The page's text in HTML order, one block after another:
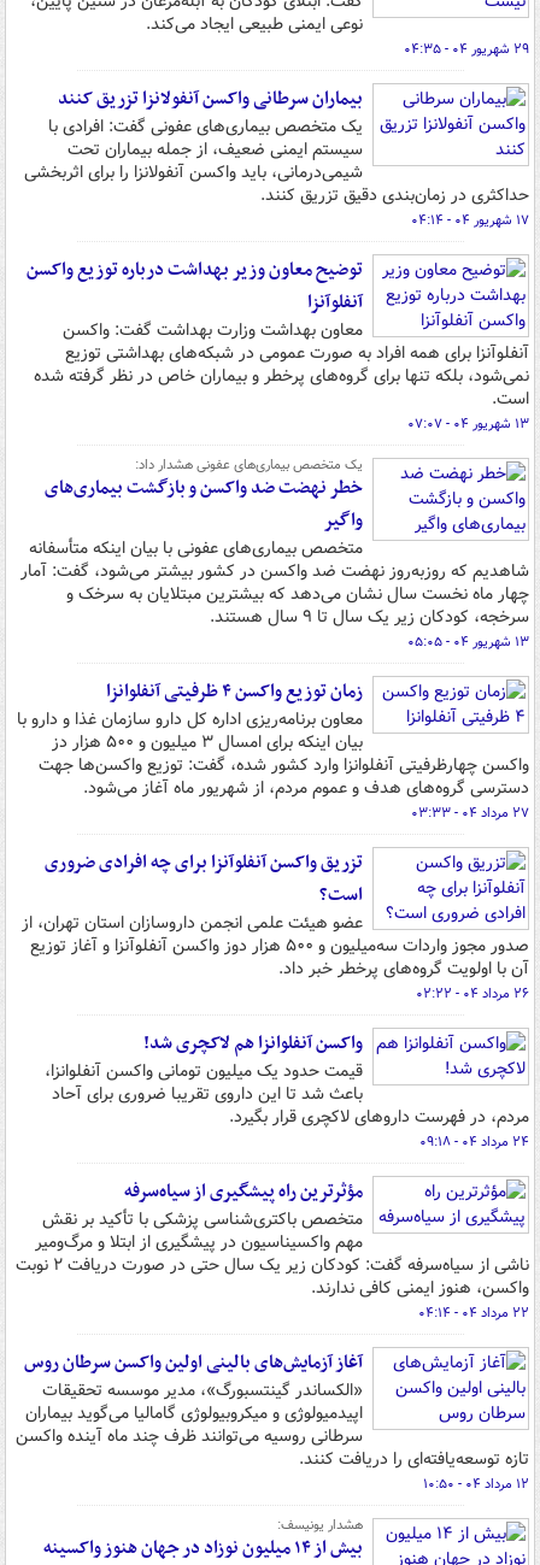
نوعی ایمنی طبیعی ایجاد می‌کند.
۲۹ شهریور ۰۴ - ۰۴:۳۵
بیماران سرطانی واکسن آنفولانزا تزریق کنند
یک متخصص بیماری‌های عفونی گفت: افرادی با
سیستم ایمنی ضعیف، از جمله بیماران تحت
شیمی‌درمانی، باید واکسن آنفولانزا را برای اثربخشی
حداکثری در زمان‌بندی دقیق تزریق کنند.
۱۷ شهریور ۰۴ - ۰۴:۱۴
توضیح معاون وزیر بهداشت درباره توزیع واکسن
آنفلوآنزا
معاون بهداشت وزارت بهداشت گفت: واکسن
آنفلوآنزا برای همه افراد به صورت عمومی در شبکه‌های بهداشتی توزیع
نمی‌شود، بلکه تنها برای گروه‌های پرخطر و بیماران خاص در نظر گرفته شده
است.
۱۳ شهریور ۰۴ - ۰۷:۰۷
یک متخصص بیماری‌های عفونی هشدار داد:
خطر نهضت ضد واکسن و بازگشت بیماری‌های
واگیر
متخصص بیماری‌های عفونی با بیان اینکه متأسفانه
شاهدیم که روزبه‌روز نهضت ضد واکسن در کشور بیشتر می‌شود، گفت: آمار
چهار ماه نخست سال نشان می‌دهد که بیشترین مبتلایان به سرخک و
سرخجه، کودکان زیر یک سال تا ۹ سال هستند.
۱۳ شهریور ۰۴ - ۰۵:۰۵
زمان توزیع واکسن ۴ ظرفیتی آنفلوانزا
معاون برنامه‌ریزی اداره کل دارو سازمان غذا و دارو با
بیان اینکه برای امسال ۳ میلیون و ۵۰۰ هزار دز
واکسن چهارظرفیتی آنفلوانزا وارد کشور شده، گفت: توزیع واکسن‌ها جهت
دسترسی گروه‌های هدف و عموم مردم، از شهریور ماه آغاز می‌شود.
۲۷ مرداد ۰۴ - ۰۳:۳۳
تزریق واکسن آنفلوآنزا برای چه افرادی ضروری
است؟
عضو هیئت علمی انجمن داروسازان استان تهران، از
صدور مجوز واردات سه‌میلیون و ۵۰۰ هزار دوز واکسن آنفلوآنزا و آغاز توزیع
آن با اولویت گروه‌های پرخطر خبر داد.
۲۶ مرداد ۰۴ - ۰۲:۲۲
واکسن آنفلوانزا هم لاکچری شد!
قیمت حدود یک میلیون تومانی واکسن آنفلوانزا،
باعث شد تا این داروی تقریبا ضروری برای آحاد
مردم، در فهرست داروهای لاکچری قرار بگیرد.
۲۴ مرداد ۰۴ - ۰۹:۱۸
مؤثرترین راه پیشگیری از سیاه‌سرفه
متخصص باکتری‌شناسی پزشکی با تأکید بر نقش
مهم واکسیناسیون در پیشگیری از ابتلا و مرگ‌ومیر
ناشی از سیاه‌سرفه گفت: کودکان زیر یک سال حتی در صورت دریافت ۲ نوبت
واکسن، هنوز ایمنی کافی ندارند.
۲۲ مرداد ۰۴ - ۰۴:۱۴
آغاز آزمایش‌های بالینی اولین واکسن سرطان روس
«الکساندر گینتسبورگ»، مدیر موسسه تحقیقات
اپیدمیولوژی و میکروبیولوژی گامالیا می‌گوید بیماران
سرطانی روسیه می‌توانند ظرف چند ماه آینده واکسن
تازه توسعه‌یافته‌ای را دریافت کنند.
۱۲ مرداد ۰۴ - ۱۰:۵۰
هشدار یونیسف:
بیش از ۱۴ میلیون نوزاد در جهان هنوز واکسینه